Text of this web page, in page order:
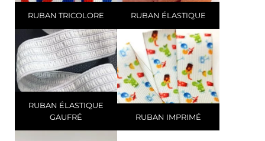
RUBAN TRICOLORE RUBAN ÉLASTIQUE
RUBAN ÉLASTIQUE
GAUFRÉ
RUBAN IMPRIMÉ